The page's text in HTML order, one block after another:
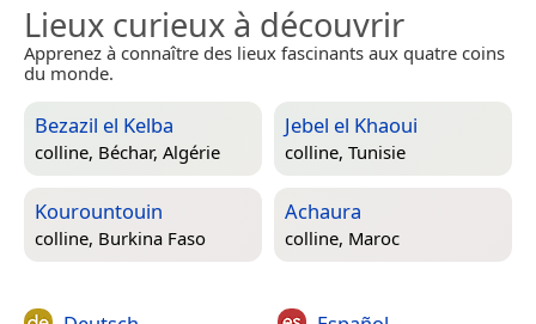
Lieux curieux à découvrir
Apprenez à connaître des lieux fascinants aux quatre coins
du monde.
Bezazil el Kelba
colline, Béchar, Algérie
Jebel el Khaoui
colline, Tunisie
Kourountouin
colline, Burkina Faso
Achaura
colline, Maroc